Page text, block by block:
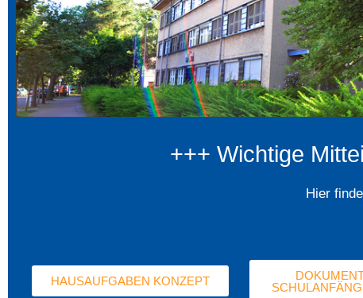
+++ Wichtige
Hier
HAUSAUFGABEN KONZEPT